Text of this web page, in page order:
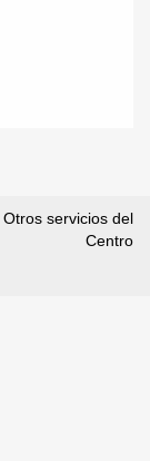
Otros servicios del
Centro